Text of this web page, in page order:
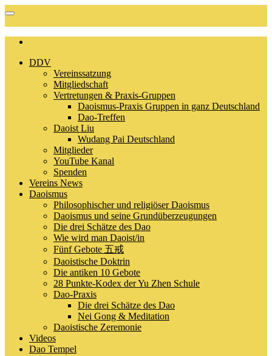
DDV
Vereinssatzung
Mitgliedschaft
Vertretungen & Praxis-Gruppen
Daoismus-Praxis Gruppen in ganz Deutschland
Dao-Treffen
Daoist Liu
Wudang Pai Deutschland
Mitglieder
YouTube Kanal
Spenden
Vereins News
Daoismus
Philosophischer und religiöser Daoismus
Daoismus und seine Grundüberzeugungen
Die drei Schätze des Dao
Wie wird man Daoist/in
Fünf Gebote 五戒
Daoistische Doktrin
Die antiken 10 Gebote
28 Punkte-Kodex der Yu Zhen Schule
Dao-Praxis
Die drei Schätze des Dao
Nei Gong & Meditation
Daoistische Zeremonie
Videos
Dao Tempel